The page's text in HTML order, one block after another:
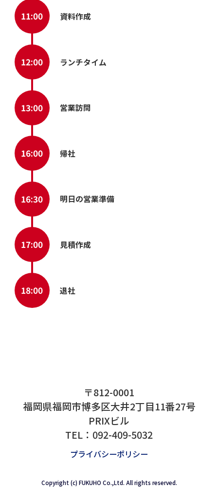
当社の営業スタイルは、全国各地どこへでも足
案内を通じてお客様と信頼関係を築いていくと
実かつ丁寧な営業活動を大切にしています。フ
に加え、冷静な判断力と情熱を併せ持つ、そん
営業マンを私たちはお待ちしています！
9:00
10:00 問い合わせ対応
11:00
営業訪問
帰社